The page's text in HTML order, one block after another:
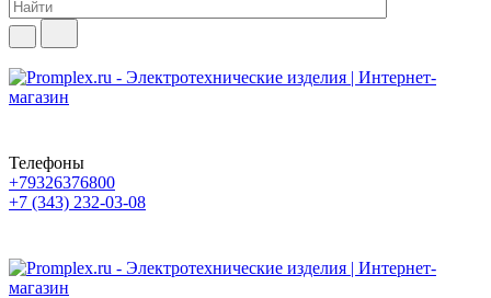
Телефоны
+79326376800
+7 (343) 232-03-08